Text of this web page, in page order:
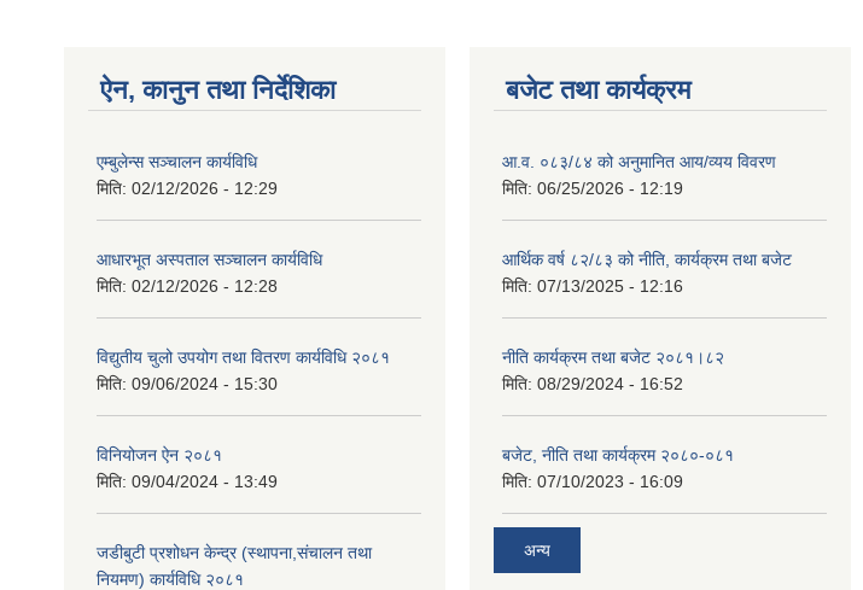
ऐन, कानुन तथा निर्देशिका
एम्बुलेन्स सञ्चालन कार्यविधि
मिति: 02/12/2026 - 12:29
आधारभूत अस्पताल सञ्चालन कार्यविधि
मिति: 02/12/2026 - 12:28
विद्युतीय चुलो उपयोग तथा वितरण कार्यविधि २०८१
मिति: 09/06/2024 - 15:30
विनियोजन ऐन २०८१
मिति: 09/04/2024 - 13:49
जडीबुटी प्रशोधन केन्द्र (स्थापना,संचालन तथा
नियमण) कार्यविधि २०८१
बजेट तथा कार्यक्रम
आ.व. ०८३/८४ को अनुमानित आय/व्यय विवरण
मिति: 06/25/2026 - 12:19
आर्थिक वर्ष ८२/८३ को नीति, कार्यक्रम तथा बजेट
मिति: 07/13/2025 - 12:16
नीति कार्यक्रम तथा बजेट २०८१।८२
मिति: 08/29/2024 - 16:52
बजेट, नीति तथा कार्यक्रम २०८०-०८१
मिति: 07/10/2023 - 16:09
अन्य